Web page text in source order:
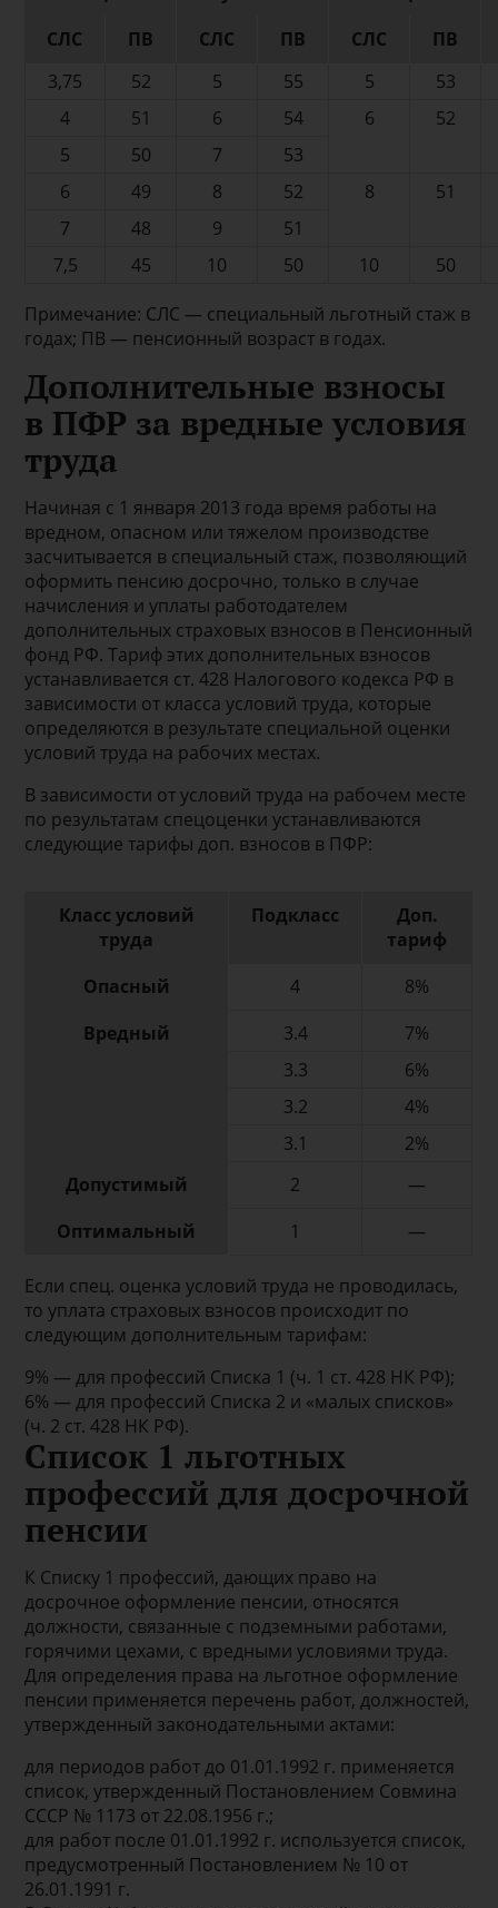
СЛС
ПВ СЛС ПВ СЛС
ПВ
3,75
52 5 55 5
53
4
51 6 54 6
52
5
50 7
53
6
49 8 52 8
51
7
48 9
51
7,5
45 10 50 10
50
Примечание: СЛС — специальный льготный стаж в
годах; ПВ — пенсионный возраст в годах.
Дополнительные взносы
в ПФР за вредные условия
труда
Начиная с 1 января 2013 года время работы на
вредном, опасном или тяжелом производстве
засчитывается в специальный стаж, позволяющий
оформить пенсию досрочно, только в случае
начисления и уплаты работодателем
дополнительных страховых взносов в Пенсионный
фонд РФ. Тариф этих дополнительных взносов
устанавливается ст. 428 Налогового кодекса РФ в
зависимости от класса условий труда, которые
определяются в результате специальной оценки
условий труда на рабочих местах.
В зависимости от условий труда на рабочем месте
по результатам спецоценки устанавливаются
следующие тарифы доп. взносов в ПФР:
Класс условий
труда
Подкласс
Доп.
тариф
Опасный
4
8%
Вредный
3.4
7%
3.3
6%
3.2
4%
3.1
2%
Допустимый
2
—
Оптимальный
1 —
Если спец. оценка условий труда не проводилась,
то уплата страховых взносов происходит по
следующим дополнительным тарифам:
9% — для профессий Списка 1 (ч. 1 ст. 428 НК РФ);
6% — для профессий Списка 2 и «малых списков»
(ч. 2 ст. 428 НК РФ).
Список 1 льготных
профессий для досрочной
пенсии
К Списку 1 профессий, дающих право на
досрочное оформление пенсии, относятся
должности, связанные с подземными работами,
горячими цехами, с вредными условиями труда.
Для определения права на льготное оформление
пенсии применяется перечень работ, должностей,
утвержденный законодательными актами:
для периодов работ до 01.01.1992 г. применяется
список, утвержденный Постановлением Совмина
СССР № 1173 от 22.08.1956 г.;
для работ после 01.01.1992 г. используется список,
предусмотренный Постановлением № 10 от
26.01.1991 г.